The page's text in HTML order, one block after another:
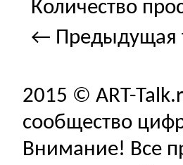
Количество
← Предыдущая
2015 © ART-
сообщество
Внимание! Все